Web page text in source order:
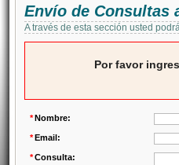
Envío de Consultas
A través de esta sección usted
Por favor
*Nombre:
*Email:
*Consulta: